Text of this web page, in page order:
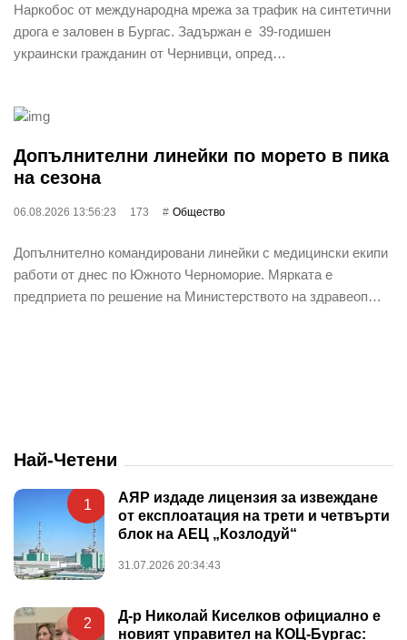
Наркобос от международна мрежа за трафик на синтетични
дрога е заловен в Бургас. Задържан е 39-годишен
украински гражданин от Чернивци, опред…
Допълнителни линейки по морето в пика
на сезона
06.08.2026 13:56:23 173 Общество
Допълнително командировани линейки с медицински екипи
работи от днес по Южното Черноморие. Мярката е
предприета по решение на Министерството на здравеоп…
Най-Четени
1
АЯР издаде лицензия за извеждане
от експлоатация на трети и четвърти
блок на АЕЦ „Козлодуй“
31.07.2026 20:34:43
2
Д-р Николай Киселков официално е
новият управител на КОЦ-Бургас: